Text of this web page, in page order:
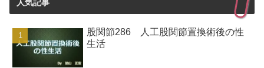
人気記事
股関節286 人工股関節置換術後の性
生活